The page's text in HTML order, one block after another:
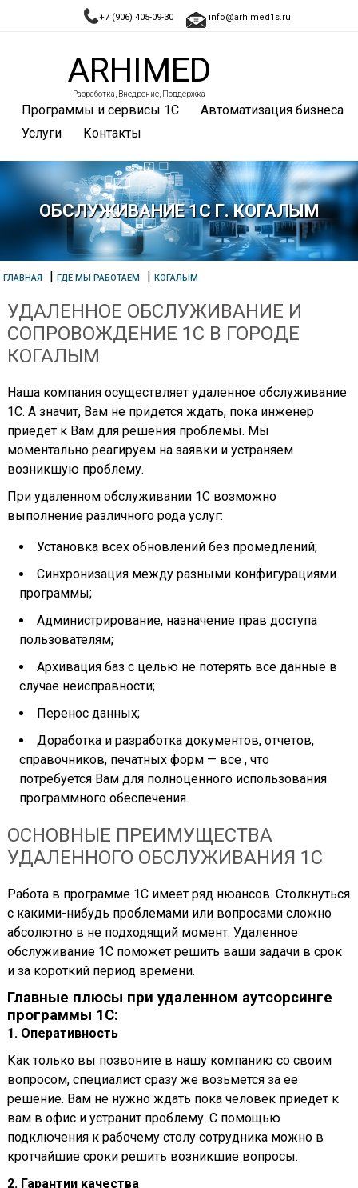
+7 (906) 405-09-30 info@arhimed1s.ru
ARHIMED
Разработка, Внедрение, Поддержка
Программы и сервисы 1С
Автоматизация бизнеса
Услуги
Контакты
ОБСЛУЖИВАНИЕ 1С Г. КОГАЛЫМ
ГЛАВНАЯ |ГДЕ МЫ РАБОТАЕМ |КОГАЛЫМ
УДАЛЕННОЕ ОБСЛУЖИВАНИЕ И
СОПРОВОЖДЕНИЕ 1С В ГОРОДЕ
КОГАЛЫМ
Наша компания осуществляет удаленное обслуживание
1С. А значит, Вам не придется ждать, пока инженер
приедет к Вам для решения проблемы. Мы
моментально реагируем на заявки и устраняем
возникшую проблему.
При удаленном обслуживании 1С возможно
выполнение различного рода услуг:
Установка всех обновлений без промедлений;
Синхронизация между разными конфигурациями
программы;
Администрирование, назначение прав доступа
пользователям;
Архивация баз с целью не потерять все данные в
случае неисправности;
Перенос данных;
Доработка и разработка документов, отчетов,
справочников, печатных форм — все , что
потребуется Вам для полноценного использования
программного обеспечения.
ОСНОВНЫЕ ПРЕИМУЩЕСТВА
УДАЛЕННОГО ОБСЛУЖИВАНИЯ 1С
Работа в программе 1С имеет ряд нюансов. Столкнуться
с какими-нибудь проблемами или вопросами сложно
абсолютно в не подходящий момент. Удаленное
обслуживание 1С поможет решить ваши задачи в срок
и за короткий период времени.
Главные плюсы при удаленном аутсорсинге
программы 1С:
1. Оперативность
Как только вы позвоните в нашу компанию со своим
вопросом, специалист сразу же возьмется за ее
решение. Вам не нужно ждать пока человек приедет к
вам в офис и устранит проблему. С помощью
подключения к рабочему столу сотрудника можно в
кротчайшие сроки решить возникшие вопросы.
2. Гарантии качества